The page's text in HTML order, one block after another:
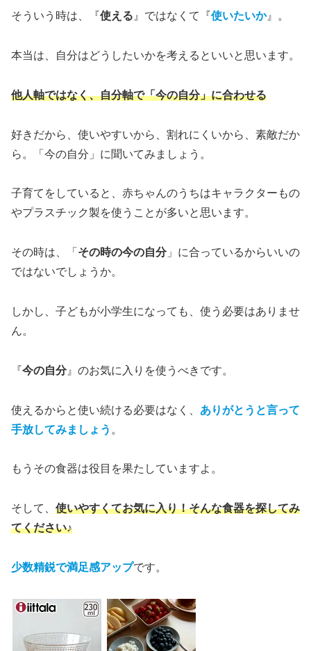
そういう時は、『使える 』ではなくて『使いたいか』。
本当は、自分はどうしたいかを考えるといいと思います。
他人軸ではなく、自分軸で「今の自分」に合わせる
好きだから、使いやすいから、割れにくいから、素敵だか
ら。「今の自分」に聞いてみましょう。
子育てをしていると、赤ちゃんのうちはキャラクターもの
やプラスチック製を使うことが多いと思います。
その時は、「 その時の今の自分」に合っているからいいの
ではないでしょうか。
しかし、子どもが小学生になっても、使う必要はありませ
ん。
『今の自分』のお気に入りを使うべきです。
使えるからと使い続ける必要はなく、 ありがとうと言って
手放してみましょう 。
もうその食器は役目を果たしていますよ。
そして、 使いやすくてお気に入り！そんな食器を探してみ
てください♪
少数精鋭で満足感アップです。